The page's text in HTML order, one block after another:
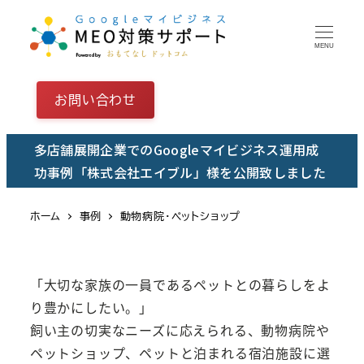
テ
MENU
お問い合わせ
多店舗展開企業でのGoogleマイビジネス運用成
功事例「株式会社エイブル」様を公開致しました
ホーム 事例 動物病院・ペットショップ
「大切な家族の一員であるペットとの暮らしをよ
り豊かにしたい。」
飼い主の切実なニーズに応えられる、動物病院や
ペットショップ、ペットと泊まれる宿泊施設に選